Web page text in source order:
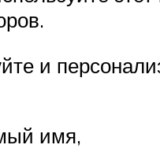
и
имя,